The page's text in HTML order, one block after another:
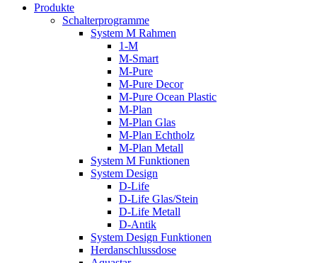
Produkte
Schalterprogramme
System M Rahmen
1-M
M-Smart
M-Pure
M-Pure Decor
M-Pure Ocean Plastic
M-Plan
M-Plan Glas
M-Plan Echtholz
M-Plan Metall
System M Funktionen
System Design
D-Life
D-Life Glas/Stein
D-Life Metall
D-Antik
System Design Funktionen
Herdanschlussdose